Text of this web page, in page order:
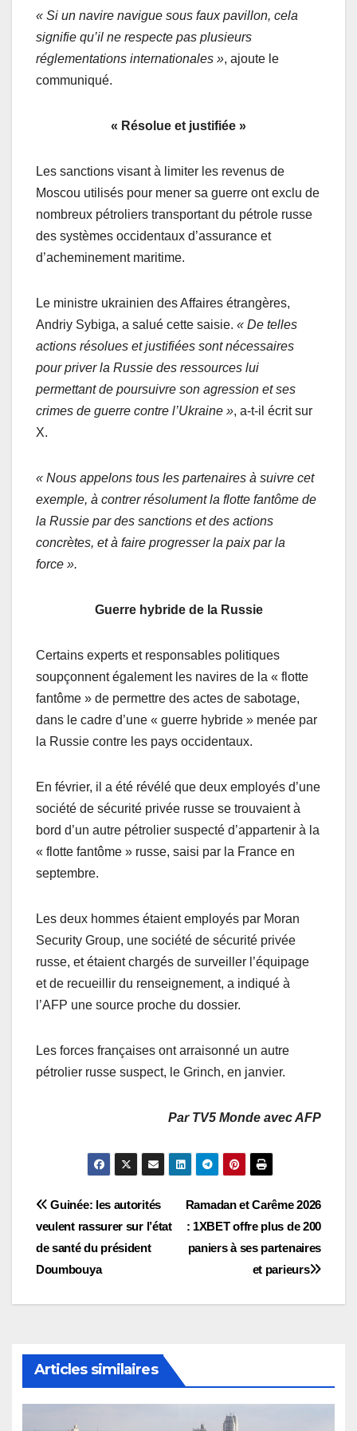
« Si un navire navigue sous faux pavillon, cela
signifie qu’il ne respecte pas plusieurs
réglementations internationales », ajoute le
communiqué.
« Résolue et justifiée »
Les sanctions visant à limiter les revenus de
Moscou utilisés pour mener sa guerre ont exclu de
nombreux pétroliers transportant du pétrole russe
des systèmes occidentaux d’assurance et
d’acheminement maritime.
Le ministre ukrainien des Affaires étrangères,
Andriy Sybiga, a salué cette saisie. « De telles
actions résolues et justifiées sont nécessaires
pour priver la Russie des ressources lui
permettant de poursuivre son agression et ses
crimes de guerre contre l’Ukraine », a-t-il écrit sur
X.
« Nous appelons tous les partenaires à suivre cet
exemple, à contrer résolument la flotte fantôme de
la Russie par des sanctions et des actions
concrètes, et à faire progresser la paix par la
force ».
Guerre hybride de la Russie
Certains experts et responsables politiques
soupçonnent également les navires de la « flotte
fantôme » de permettre des actes de sabotage,
dans le cadre d’une « guerre hybride » menée par
la Russie contre les pays occidentaux.
En février, il a été révélé que deux employés d’une
société de sécurité privée russe se trouvaient à
bord d’un autre pétrolier suspecté d’appartenir à la
« flotte fantôme » russe, saisi par la France en
septembre.
Les deux hommes étaient employés par Moran
Security Group, une société de sécurité privée
russe, et étaient chargés de surveiller l’équipage
et de recueillir du renseignement, a indiqué à
l’AFP une source proche du dossier.
Les forces françaises ont arraisonné un autre
pétrolier russe suspect, le Grinch, en janvier.
Par TV5 Monde avec AFP
Navigation
de
l’article
Ramadan et Carême 2026
: 1XBET offre plus de 200
paniers à ses partenaires
et parieurs
Guinée: les autorités
veulent rassurer sur l’état
de santé du président
Doumbouya
Articles similaires